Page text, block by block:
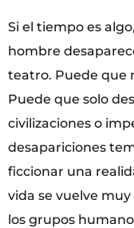
Si el tiempo es
hombre
teatro. Puede que
Puede que solo
civilizaciones o
desapariciones
ficcionar una
vida se vuelve
los grupos